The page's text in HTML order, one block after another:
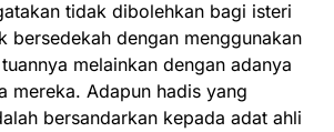
tidak dibolehkan bagi isteri
bersedekah dengan menggunakan
melainkan dengan adanya
mereka. Adapun hadis yang
bersandarkan kepada adat ahli